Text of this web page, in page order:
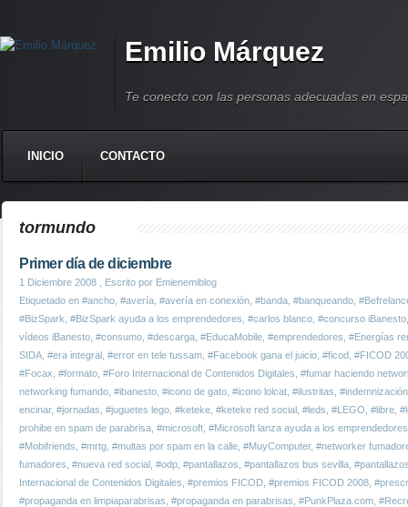
Emilio Márquez
Te conecto con las personas adecuadas en
INICIO CONTACTO
tormundo
Primer día de diciembre
1 Diciembre 2008 , Escrito por Emienemiblog
Etiquetado en #ancho #avería #avería en conexión #banda #banqueando
#BizSpark #BizSpark ayuda a los emprendedores #carlos blanco #concurso iBanesto
vídeos iBanesto #consumo #descarga #EducaMobile #emprendedores #Energías
SIDA #era integral #error en tele tussam #Facebook gana el juicio #ficod #FICOD
#Focax #formato #Foro Internacional de Contenidos Digitales #fumar haciendo
networking fumando #ibanesto #icono de gato #icono lolcat #ilustritas
encinar, #jornadas #juguetes lego #keteke #keteke red social #leds #LEGO #libre
prohibe en spam de parabrisa #microsoft #Microsoft lanza ayuda a los emprendedores
#Mobifriends #mrtg #multas por spam en la calle #MuyComputer, #networker
fumadores #nueva red social #odp #pantallazos #pantallazos bus sevilla
Internacional de Contenidos Digitales #premios FICOD #premios FICOD 2008
#propaganda en limpiaparabrisas #propaganda en parabrisas #PunkPlaza.com